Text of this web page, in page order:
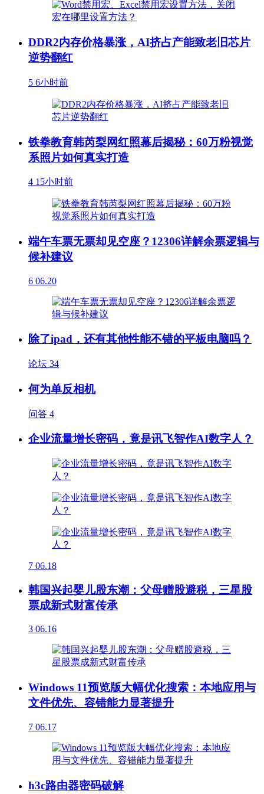
DDR2内存价格暴涨，AI挤占产能致老旧芯片
逆势翻红
5 6小时前
铁拳教育韩芮梨网红照幕后揭秘：60万粉视觉
系照片如何真实打造
4 15小时前
端午车票无票却见空座？12306详解余票逻辑与
候补建议
6 06.20
除了ipad，还有其他性能不错的平板电脑吗？
论坛 34
何为单反相机
问答 4
企业流量增长密码，竟是讯飞智作AI数字人？
7 06.18
韩国兴起婴儿股东潮：父母赠股避税，三星股
票成新式财富传承
3 06.16
Windows 11预览版大幅优化搜索：本地应用与
文件优先、容错能力显著提升
7 06.17
h3c路由器密码破解